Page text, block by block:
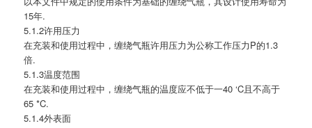
15年.
5.1.2许用压力
在充装和使用过程中，缠绕气瓶许用压力为公称工作压力P的1.3
倍.
5.1.3温度范围
在充装和使用过程中，缠绕气瓶的温度应不低于一40 ‘C且不高于
65 *C.
5.1.4外表面